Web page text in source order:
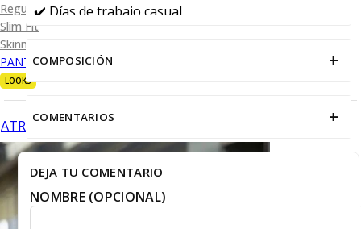
Regular Fit
Slim Fit
Skinny Fit
PANTALÓN DE VESTIR
LOOKS
ATRÁS
✔️ Días de trabajo casual
✔️ Uniformes con estilo
COMPOSICIÓN +
COMENTARIOS +
DEJA TU COMENTARIO
NOMBRE (OPCIONAL)